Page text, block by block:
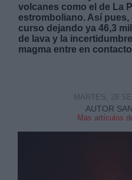
volcanes como el de La
estromboliano. Así
curso dejando ya 46,3
de lava y la
magma entre en
AUTOR
Mas artículos
MARTES, 28
link
Información adicional
link